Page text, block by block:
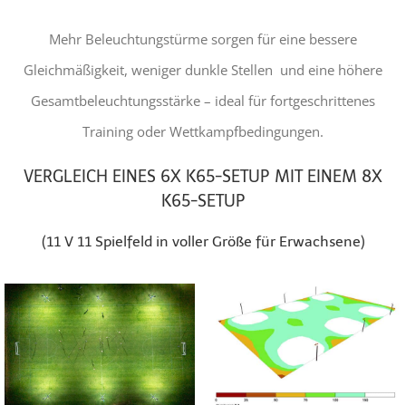
Mehr Beleuchtungstürme sorgen für eine bessere
Gleichmäßigkeit, weniger dunkle Stellen und eine höhere
Gesamtbeleuchtungsstärke – ideal für fortgeschrittenes
Training oder Wettkampfbedingungen.
VERGLEICH EINES 6X K65-SETUP MIT EINEM 8X
K65-SETUP
(11 V 11 Spielfeld in voller Größe für Erwachsene)